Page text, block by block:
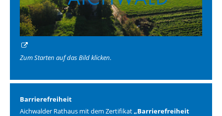
Zum Starten auf das Bild klicken.
Barrierefreiheit
Aichwalder Rathaus mit dem Zertifikat„Barrierefreiheit